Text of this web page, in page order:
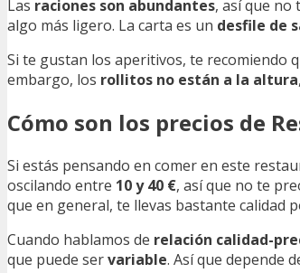
Las raciones son abundantes, así que no
algo más ligero. La carta es un desfile de
Si te gustan los aperitivos, te recomiendo
embargo, los rollitos no están a la altura
Cómo son los precios de
Si estás pensando en comer en este
oscilando entre 10 y 40 €, así que no te
que en general, te llevas bastante calidad
Cuando hablamos de relación calidad-
que puede servariable. Así que depende